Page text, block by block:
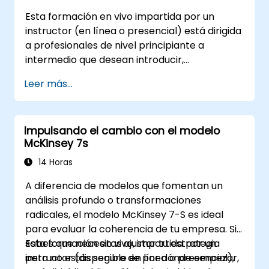
explorarán métodos para reducir la
resistencia y practicarán técnicas de
construcción de resiliencia para prosperar en
entornos laborales en evolución. Al finalizar el
curso, los participantes podrán aplicar los
Esta formación en vivo impartida por un
instructor (en línea o presencial) está dirigida
a profesionales de nivel principiante a
intermedio que desean introducir,
prácticas 5S en su organización.
Leer más...
Impulsando el cambio con el modelo
McKinsey 7s
14 Horas
A diferencia de modelos que fomentan un
análisis profundo o transformaciones
radicales, el modelo McKinsey 7-S es ideal
para evaluar la coherencia de tu empresa. Si
sabes que necesitas ajustar tu estrategia
pero no estás seguro de por dónde empezar,
Esta formación en vivo, impartida por un
instructor (disponible en línea o presencial),